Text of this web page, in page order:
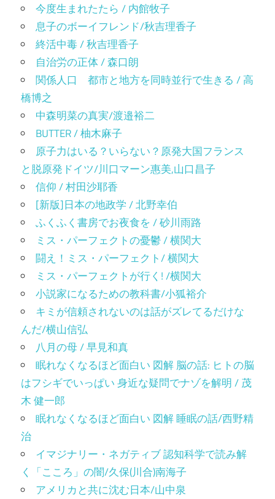
今度生まれたたら / 内館牧子
息子のボーイフレンド/秋吉理香子
終活中毒 / 秋吉理香子
自治労の正体 / 森口朗
関係人口 都市と地方を同時並行で生きる / 高
橋博之
中森明菜の真実/渡邉裕二
BUTTER / 柚木麻子
原子力はいる？いらない？原発大国フランス
と脱原発ドイツ/川口マーン惠美,山口昌子
信仰 / 村田沙耶香
[新版]日本の地政学 / 北野幸伯
ふくふく書房でお夜食を / 砂川雨路
ミス・パーフェクトの憂鬱 / 横関大
闘え！ミス・パーフェクト/ 横関大
ミス・パーフェクトが行く! /横関大
小説家になるための教科書/小狐裕介
キミが信頼されないのは話がズレてるだけな
んだ/横山信弘
八月の母 / 早見和真
眠れなくなるほど面白い 図解 脳の話: ヒトの脳
はフシギでいっぱい 身近な疑問でナゾを解明 / 茂
木 健一郎
眠れなくなるほど面白い 図解 睡眠の話/西野精
治
イマジナリー・ネガティブ 認知科学で読み解
く「こころ」の闇/久保(川合)南海子
アメリカと共に沈む日本/山中泉